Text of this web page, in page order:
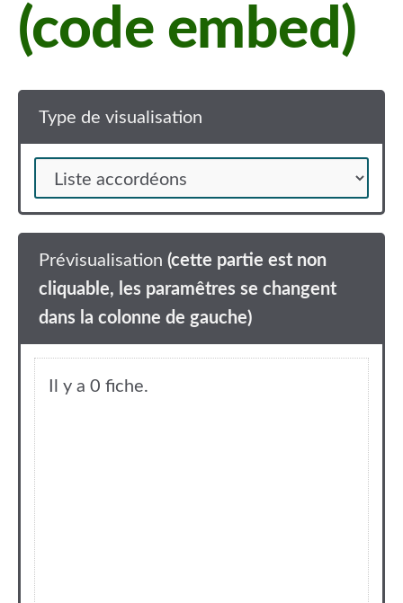
(code embed)
Type de visualisation
Prévisualisation (cette partie est non
cliquable, les paramêtres se changent
dans la colonne de gauche)